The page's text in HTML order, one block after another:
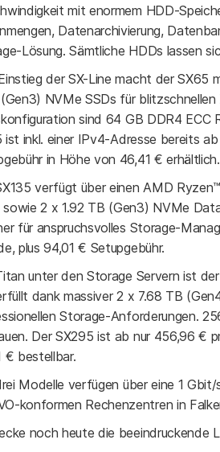
mit enormem HDD-
Datenarchivierung,
Lösung. Sämtliche HDDs lassen
der SX-Line macht der SX65
NVMe SSDs für
sind 64 GB DDR4
ist inkl. einer IPv4-Adresse bereits
in Höhe von 46,41 € erhältlich.
verfügt über einen AMD
sowie 2 x 1.92 TB (Gen3) NVMe
für anspruchsvolles Storage-
plus 94,01 € Setupgebühr.
unter den Storage Servern ist
dank massiver 2 x 7.68 TB
Storage-Anforderungen.
Der SX295 ist ab nur 456,96 €
€ bestellbar.
Modelle verfügen über eine 1
konformen Rechenzentren in
noch heute die beeindruckende